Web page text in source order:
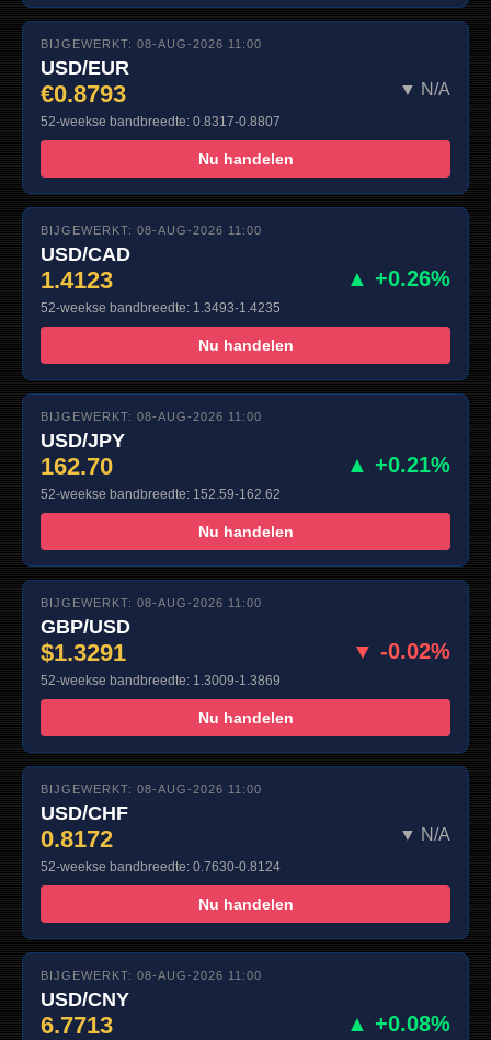
BIJGEWERKT: 08-AUG-2026 11:00
USD/EUR
€0.8793 ▼ N/A
52-weekse bandbreedte: 0.8317-0.8807
Nu handelen
BIJGEWERKT: 08-AUG-2026 11:00
USD/CAD
1.4123 ▲ +0.26%
52-weekse bandbreedte: 1.3493-1.4235
Nu handelen
BIJGEWERKT: 08-AUG-2026 11:00
USD/JPY
162.70 ▲ +0.21%
52-weekse bandbreedte: 152.59-162.62
Nu handelen
BIJGEWERKT: 08-AUG-2026 11:00
GBP/USD
$1.3291 ▼ -0.02%
52-weekse bandbreedte: 1.3009-1.3869
Nu handelen
BIJGEWERKT: 08-AUG-2026 11:00
USD/CHF
0.8172 ▼ N/A
52-weekse bandbreedte: 0.7630-0.8124
Nu handelen
BIJGEWERKT: 08-AUG-2026 11:00
USD/CNY
6.7713 ▲ +0.08%